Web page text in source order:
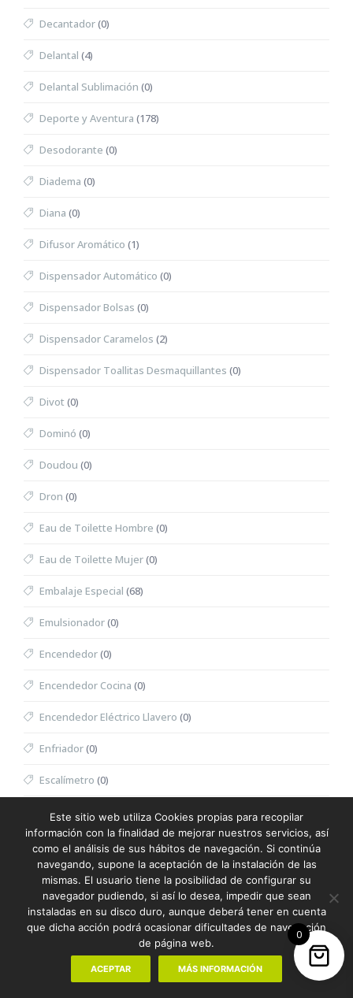
Decantador(0)
Delantal (4)
Delantal Sublimación (0)
Deporte y Aventura (178)
Desodorante (0)
Diadema (0)
Diana (0)
Difusor Aromático (1)
Dispensador Automático (0)
Dispensador Bolsas (0)
Dispensador Caramelos (2)
Dispensador Toallitas Desmaquillantes (0)
Divot (0)
Dominó (0)
Doudou (0)
Dron (0)
Eau de Toilette Hombre (0)
Eau de Toilette Mujer(0)
Embalaje Especial (68)
Emulsionador(0)
Encendedor(0)
Encendedor Cocina (0)
Encendedor Eléctrico Llavero (0)
Enfriador(0)
Escalímetro (0)
Escritura (387)
Escuadra (0)
Espátula Facial (0)
Especiero (0)
Espejo Multifunción
0
Este sitio web utiliza Cookies propias para recopilar
información con la finalidad de mejorar nuestros servicios, así
como el análisis de sus hábitos de navegación. Si continúa
navegando, supone la aceptación de la instalación de las
mismas. El usuario tiene la posibilidad de configurar su
navegador pudiendo, si así lo desea, impedir que sean
instaladas en su disco duro, aunque deberá tener en cuenta
que dicha acción podrá ocasionar dificultades de navegación
de página web.
ACEPTAR MÁS INFORMACIÓN